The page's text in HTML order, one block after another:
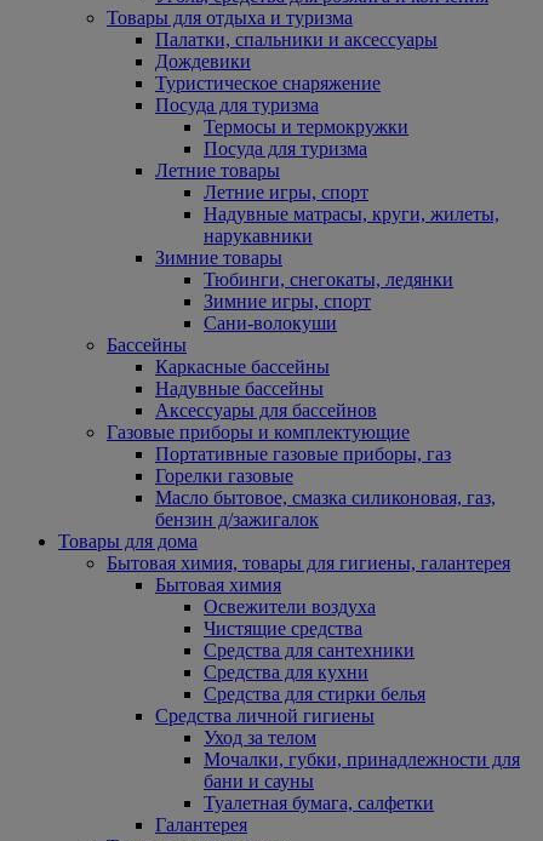
Товары для отдыха и туризма
Палатки, спальники и аксессуары
Дождевики
Туристическое снаряжение
Посуда для туризма
Термосы и термокружки
Посуда для туризма
Летние товары
Летние игры, спорт
Надувные матрасы, круги, жилеты,
нарукавники
Зимние товары
Тюбинги, снегокаты, ледянки
Зимние игры, спорт
Сани-волокуши
Бассейны
Каркасные бассейны
Надувные бассейны
Аксессуары для бассейнов
Газовые приборы и комплектующие
Портативные газовые приборы, газ
Горелки газовые
Масло бытовое, смазка силиконовая, газ,
бензин д/зажигалок
Товары для дома
Бытовая химия, товары для гигиены, галантерея
Бытовая химия
Освежители воздуха
Чистящие средства
Средства для сантехники
Средства для кухни
Средства для стирки белья
Средства личной гигиены
Уход за телом
Мочалки, губки, принадлежности для
бани и сауны
Туалетная бумага, салфетки
Галантерея